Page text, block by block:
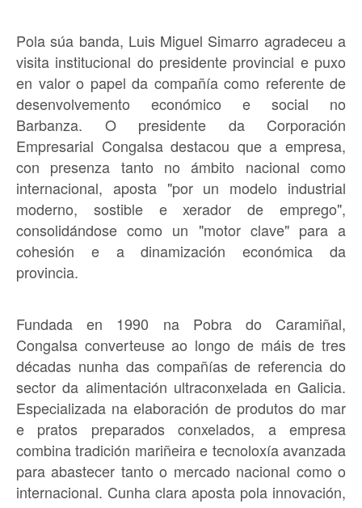
Pola súa banda, Luis Miguel Simarro agradeceu a
visita institucional do presidente provincial e puxo
en valor o papel da compañía como referente de
desenvolvemento económico e social no
Barbanza. O presidente da Corporación
Empresarial Congalsa destacou que a empresa,
con presenza tanto no ámbito nacional como
internacional, aposta "por un modelo industrial
moderno, sostible e xerador de emprego",
consolidándose como un "motor clave" para a
cohesión e a dinamización económica da
provincia.
Fundada en 1990 na Pobra do Caramiñal,
Congalsa converteuse ao longo de máis de tres
décadas nunha das compañías de referencia do
sector da alimentación ultraconxelada en Galicia.
Especializada na elaboración de produtos do mar
e pratos preparados conxelados, a empresa
combina tradición mariñeira e tecnoloxía avanzada
para abastecer tanto o mercado nacional como o
internacional. Cunha clara aposta pola innovación,